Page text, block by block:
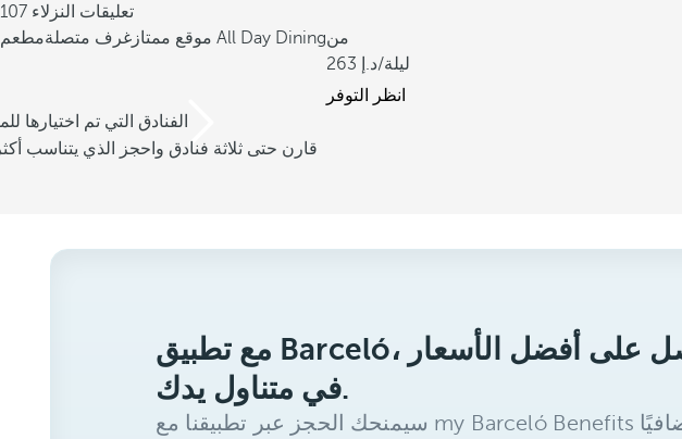
107 تعليقات النزلاء
موقع ممتاز غرف متصلة مطعم All Day Diningمن
263
/ليلة
انظر التوفر
/3 الفنادق التي تم اختيارها
قارن حتى ثلاثة فنادق واحجز الذي يتناسب
مع تطبيق Barceló، ستحصل على أفضل الأسعار
في متناول يدك.
سيمنحك الحجز عبر تطبيقنا مع my Barceló Benefits خصمًا إضافيًا